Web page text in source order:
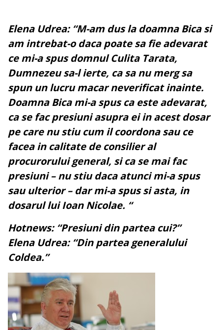
Elena Udrea: “M-am dus la doamna Bica si
am intrebat-o daca poate sa fie adevarat
ce mi-a spus domnul Culita Tarata,
Dumnezeu sa-l ierte, ca sa nu merg sa
spun un lucru macar neverificat inainte.
Doamna Bica mi-a spus ca este adevarat,
ca se fac presiuni asupra ei in acest dosar
pe care nu stiu cum il coordona sau ce
facea in calitate de consilier al
procurorului general, si ca se mai fac
presiuni – nu stiu daca atunci mi-a spus
sau ulterior – dar mi-a spus si asta, in
dosarul lui Ioan Nicolae. “
Hotnews: “Presiuni din partea cui?”
Elena Udrea: “Din partea generalului
Coldea.”